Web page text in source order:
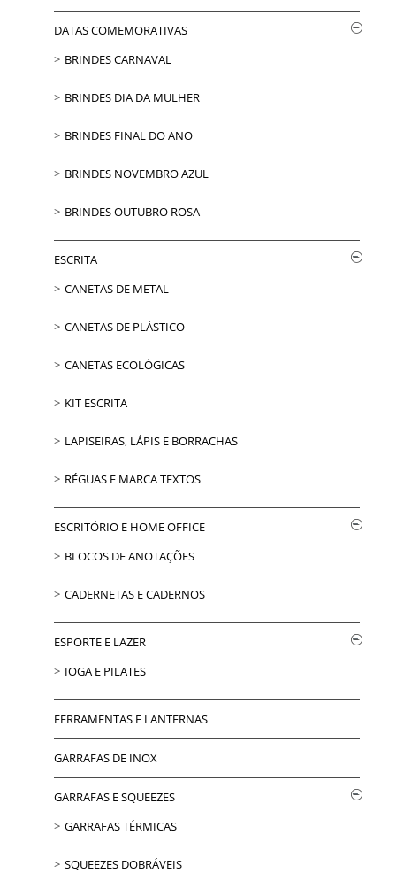
DATAS COMEMORATIVAS
BRINDES CARNAVAL
BRINDES DIA DA MULHER
BRINDES FINAL DO ANO
BRINDES NOVEMBRO AZUL
BRINDES OUTUBRO ROSA
ESCRITA
CANETAS DE METAL
CANETAS DE PLÁSTICO
CANETAS ECOLÓGICAS
KIT ESCRITA
LAPISEIRAS, LÁPIS E BORRACHAS
RÉGUAS E MARCA TEXTOS
ESCRITÓRIO E HOME OFFICE
BLOCOS DE ANOTAÇÕES
CADERNETAS E CADERNOS
ESPORTE E LAZER
IOGA E PILATES
FERRAMENTAS E LANTERNAS
GARRAFAS DE INOX
GARRAFAS E SQUEEZES
GARRAFAS TÉRMICAS
SQUEEZES DOBRÁVEIS